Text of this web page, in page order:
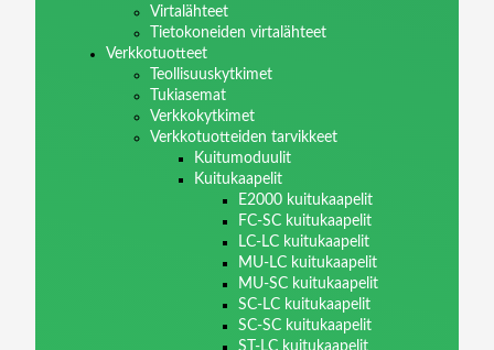
Virtalähteet
Tietokoneiden virtalähteet
Verkkotuotteet
Teollisuuskytkimet
Tukiasemat
Verkkokytkimet
Verkkotuotteiden tarvikkeet
Kuitumoduulit
Kuitukaapelit
E2000 kuitukaapelit
FC-SC kuitukaapelit
LC-LC kuitukaapelit
MU-LC kuitukaapelit
MU-SC kuitukaapelit
SC-LC kuitukaapelit
SC-SC kuitukaapelit
ST-LC kuitukaapelit